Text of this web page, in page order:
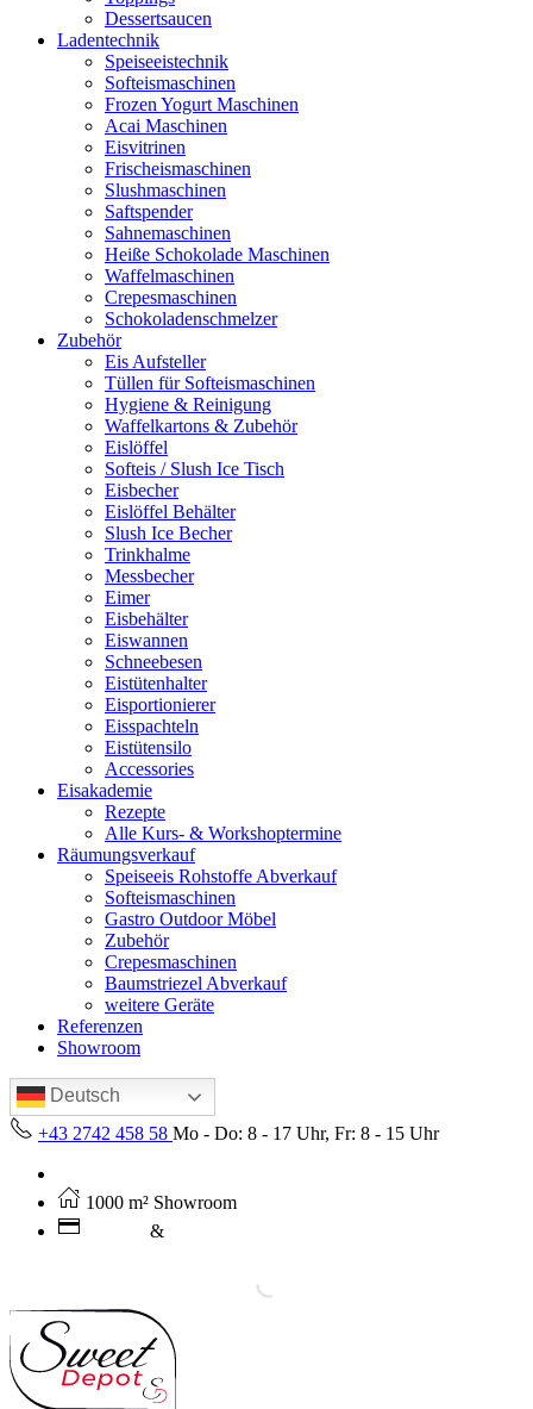
Dessertsaucen
Ladentechnik
Speiseeistechnik
Softeismaschinen
Frozen Yogurt Maschinen
Acai Maschinen
Eisvitrinen
Frischeismaschinen
Slushmaschinen
Saftspender
Sahnemaschinen
Heiße Schokolade Maschinen
Waffelmaschinen
Crepesmaschinen
Schokoladenschmelzer
Zubehör
Eis Aufsteller
Tüllen für Softeismaschinen
Hygiene & Reinigung
Waffelkartons & Zubehör
Eislöffel
Softeis / Slush Ice Tisch
Eisbecher
Eislöffel Behälter
Slush Ice Becher
Trinkhalme
Messbecher
Eimer
Eisbehälter
Eiswannen
Schneebesen
Eistütenhalter
Eisportionierer
Eisspachteln
Eistütensilo
Accessories
Eisakademie
Rezepte
Alle Kurs- & Workshoptermine
Räumungsverkauf
Speiseeis Rohstoffe Abverkauf
Softeismaschinen
Gastro Outdoor Möbel
Zubehör
Crepesmaschinen
Baumstriezel Abverkauf
weitere Geräte
Referenzen
Showroom
Deutsch
+43 2742 458 58 Mo - Do: 8 - 17 Uhr, Fr: 8 - 15 Uhr
1000 m² Showroom
&